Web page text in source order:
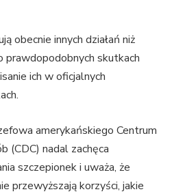
obecnie innych działań niż
prawdopodobnych skutkach
ich w oficjalnych
amerykańskiego Centrum
(CDC) nadal zachęca
szczepionek i uważa, że
przewyższają korzyści, jakie